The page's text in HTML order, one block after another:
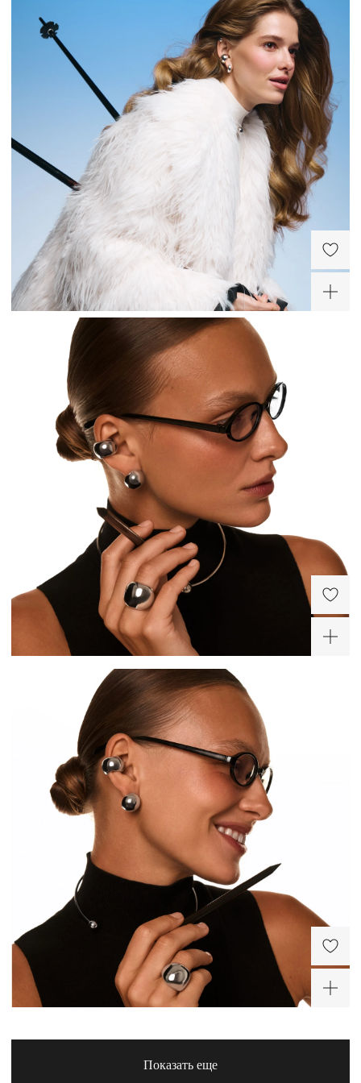
Широкий объемный
кафф из серебра
14 190 ₽
Серебряные серьги в
ХИТ
Широкое кольцо
вогнутой формы из
серебра
9 800 ₽
Кольцо кросс из серебра
9 500 ₽
Широкий объемный
Серебряные серьги в
форме капли
11 200 ₽
Широкий объемный
кафф из серебра
Серьги-шары Пенелопа
10 800 ₽
ХИТ
Показать еще